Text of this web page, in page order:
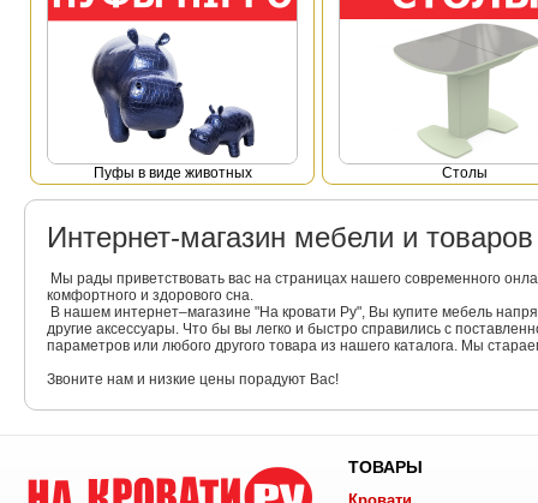
Пуфы в виде животных Столы
Интернет-магазин мебели и
Мы рады приветствовать вас на страницах нашего современного
комфортного и здорового сна.
В нашем интернет–магазине "На кровати Ру", Вы купите мебель
другие аксессуары. Что бы вы легко и быстро справились с
параметров или любого другого товара из нашего каталога. Мы
Звоните нам и низкие цены порадуют Вас!
ТОВАРЫ